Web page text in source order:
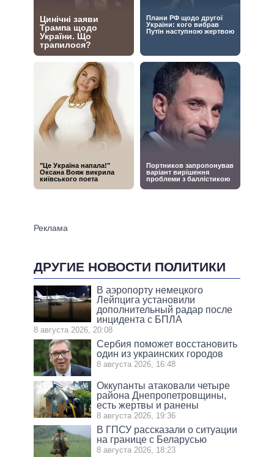
ДРУГИЕ НОВОСТИ ПОЛИТИКИ
В аэропорту немецкого
Лейпцига установили
дополнительный радар после
инцидента с БПЛА
8 августа 2026, 20:08
Сербия поможет восстановить
один из украинских городов
8 августа 2026, 16:48
Оккупанты атаковали четыре
района Днепропетровщины,
есть жертвы и ранены
8 августа 2026, 19:36
В ГПСУ рассказали о ситуации
на границе с Беларусью
8 августа 2026, 18:23